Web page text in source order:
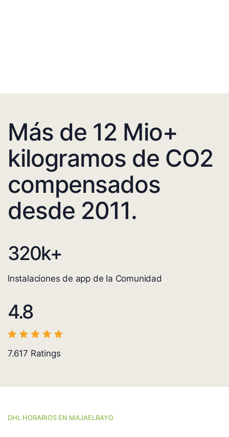
Más de 12 Mio+
kilogramos de CO2
compensados
desde 2011.
320k+
Instalaciones de app de la Comunidad
4.8
7.617 Ratings
DHL HORARIOS EN MAJAELRAYO